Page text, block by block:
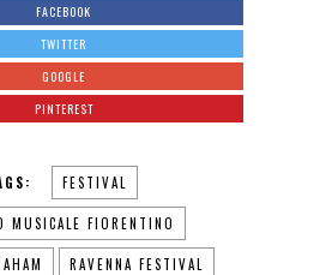
FACEBOOK
TWITTER
GOOGLE
PINTEREST
FESTIVAL
MUSICALE FIORENTINO
RAVENNA FESTIVAL